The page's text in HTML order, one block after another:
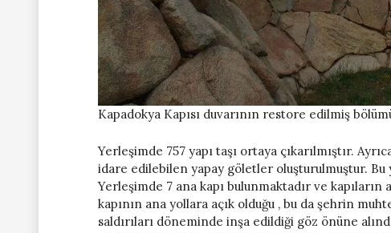
Kapadokya Kapısı duvarının restore edilmiş
Yerleşimde 757 yapı taşı ortaya çıkarılmıştır.
idare edilebilen yapay göletler oluşturulmuştur. Bu
Yerleşimde 7 ana kapı bulunmaktadır ve
kapının ana yollara açık olduğu , bu da şehrin
saldırıları döneminde inşa edildiği göz önüne